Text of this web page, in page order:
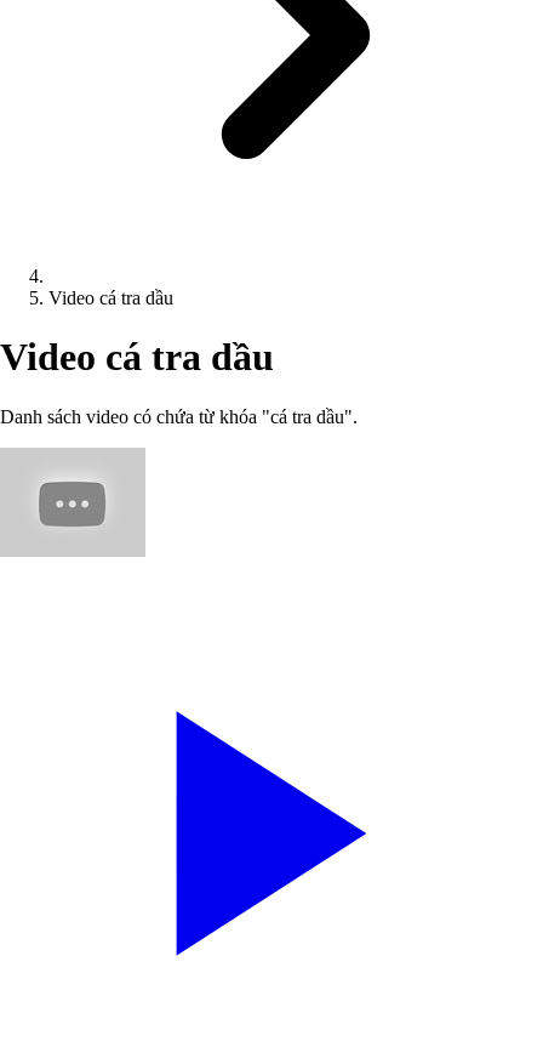
Video cá tra dầu
Video cá tra dầu
Danh sách video có chứa từ khóa "cá tra dầu".